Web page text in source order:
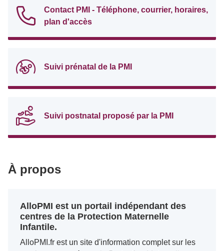
Contact PMI - Téléphone, courrier, horaires,
plan d'accès
Suivi prénatal de la PMI
Suivi postnatal proposé par la PMI
À propos
AlloPMI est un portail indépendant des
centres de la Protection Maternelle
Infantile.
AlloPMI.fr est un site d'information complet sur les